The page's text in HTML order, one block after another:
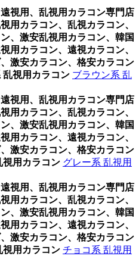
視用、乱視用カラコン専門店
用カラコン、乱視カラコン、
、激安乱視用カラコン、韓国
用カラコン、遠視カラコン、
激安カラコン、格安カラコン
乱視用カラコン ブラウン系 乱
視用、乱視用カラコン専門店
用カラコン、乱視カラコン、
、激安乱視用カラコン、韓国
用カラコン、遠視カラコン、
激安カラコン、格安カラコン
視用カラコン グレー系 乱視用
視用、乱視用カラコン専門店
用カラコン、乱視カラコン、
、激安乱視用カラコン、韓国
用カラコン、遠視カラコン、
激安カラコン、格安カラコン
視用カラコン チョコ系 乱視用